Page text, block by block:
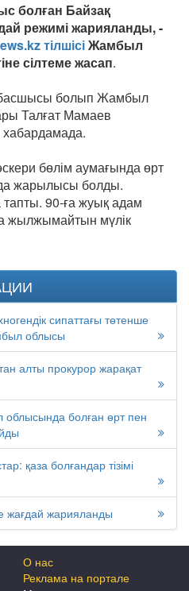
болған Байзақ
режимі жарияланды, -
тілшісіЖамбыл
сілтеме жасап.
болып Жамбыл
Талғат Мамаев
хабардамада.
бөлім аумағында өрт
жарылысы болды.
90-ға жуық адам
жылжымайтын мүлік
сипаттағы төтенше
облысы
алты прокурор жарақат
облысында болған өрт пен
қаза болғандар тізімі
жағдай жарияланды
О нас
Реклама на портале